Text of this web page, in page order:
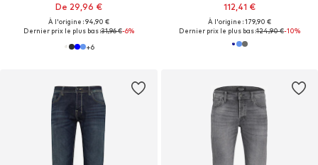
De 29,96 €
À l'origine : 94,90 €
Dernier prix le plus bas :31,96 €-6%
+6
112,41 €
À l'origine : 179,90 €
Dernier prix le plus bas :124,90 €-10%